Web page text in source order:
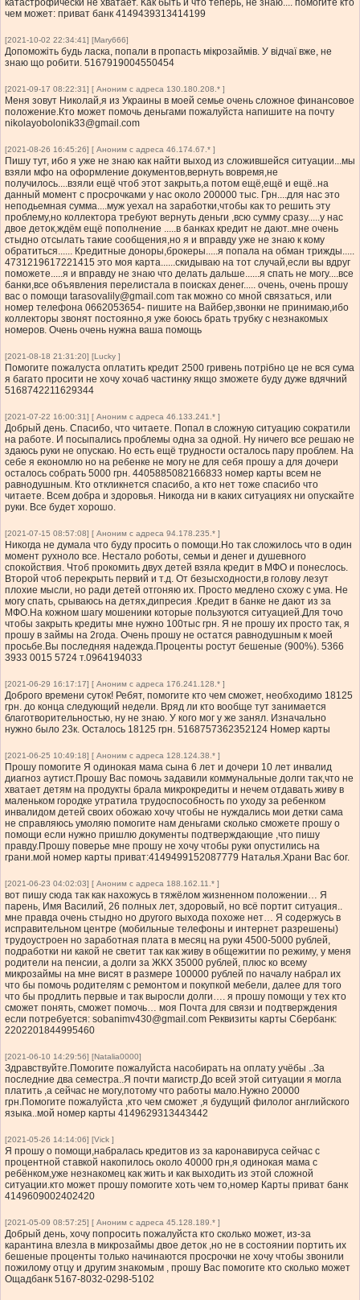
катастрофически не хватает. Как быть и что теперь, не знаю.... помогите кто
чем может: приват банк 4149439313414199
[2021-10-02 22:34:41] [Mary666]
Допоможіть будь ласка, попали в пропасть мікрозаймів. У відчаї вже, не
знаю що робити. 5167919004550454
[2021-09-17 08:22:31] [ Аноним с адреса 130.180.208.* ]
Меня зовут Николай,я из Украины в моей семье очень сложное финансовое
положение.Кто может помочь деньгами пожалуйста напишите на почту
nikolayobolonik33@gmail.com
[2021-08-26 16:45:26] [ Аноним с адреса 46.174.67.* ]
Пишу тут, ибо я уже не знаю как найти выход из сложившейся ситуации...мы
взяли мфо на оформление документов,вернуть вовремя,не
получилось....взяли ещё чтоб этот закрыть,а потом ещё,ещё и ещё..на
данный момент с просрочками у нас около 200000 тыс. Грн....для нас это
неподьемная сумма....муж уехал на заработки,чтобы как то решить эту
проблему,но коллектора требуют вернуть деньги ,всю сумму сразу.....у нас
двое деток,ждём ещё пополнение .....в банках кредит не дают..мне очень
стыдно отсылать такие сообщения,но я и вправду уже не знаю к кому
обратиться...... Кредитные доноры,брокеры.....я попала на обман трижды.....
4731219617221415 это моя карта......скидываю на тот случай,если вы вдруг
поможете.....я и вправду не знаю что делать дальше......я спать не могу....все
банки,все объявления перелистала в поисках денег..... очень, очень прошу
вас о помощи tarasovalily@gmail.com так можно со мной связаться, или
номер телефона 0662053654- пишите на Вайбер,звонки не принимаю,ибо
коллекторы звонят постоянно,я уже боюсь брать трубку с незнакомых
номеров. Очень очень нужна ваша помощь
[2021-08-18 21:31:20] [Lucky ]
Помогите пожалуста оплатить кредит 2500 гривень потрібно це не вся сума
я багато просити не хочу хочаб частинку якщо зможете буду дуже вдячний
5168742211629344
[2021-07-22 16:00:31] [ Аноним с адреса 46.133.241.* ]
Добрый день. Спасибо, что читаете. Попал в сложную ситуацию сократили
на работе. И посыпались проблемы одна за одной. Ну ничего все решаю не
здаюсь руки не опускаю. Но есть ещё трудности осталось пару проблем. На
себе я економлю но на ребенке не могу не для себя прошу а для дочери
осталось собрать 5000 грн. 4405885082166833 номер карты всем не
равнодушным. Кто откликнется спасибо, а кто нет тоже спасибо что
читаете. Всем добра и здоровья. Никогда ни в каких ситуациях ни опускайте
руки. Все будет хорошо.
[2021-07-15 08:57:08] [ Аноним с адреса 94.178.235.* ]
Никогда не думала что буду просить о помощи.Но так сложилось что в один
момент рухноло все. Нестало роботы, семьи и денег и душевного
спокойствия. Чтоб прокомить двух детей взяла кредит в МФО и понеслось.
Второй чтоб перекрыть первий и т.д. От безысходности,в голову лезут
плохие мысли, но ради детей отгоняю их. Просто медлено схожу с ума. Не
могу спать, срываюсь на детях,дипресия .Кредит в банке не дают из за
МФО.На кожном шагу мошеники которые пользуются ситуацией.Для точо
чтобы закрыть кредиты мне нужно 100тыс грн. Я не прошу их просто так, я
прошу в займы на 2года. Очень прошу не остатся равнодушным к моей
просьбе.Вы последняя надежда.Проценты ростут бешеные (900%). 5366
3933 0015 5724 т.0964194033
[2021-06-29 16:17:17] [ Аноним с адреса 176.241.128.* ]
Доброго времени суток! Ребят, помогите кто чем сможет, необходимо 18125
грн. до конца следующий недели. Вряд ли кто вообще тут занимается
благотворительностью, ну не знаю. У кого мог у же занял. Изначально
нужно было 23к. Осталось 18125 грн. 5168757362352124 Номер карты
[2021-06-25 10:49:18] [ Аноним с адреса 128.124.38.* ]
Прошу помогите Я одинокая мама сына 6 лет и дочери 10 лет инвалид
диагноз аутист.Прошу Вас помочь задавили коммунальные долги так,что не
хватает детям на продукты брала микрокредиты и нечем отдавать живу в
маленьком городке утратила трудоспособность по уходу за ребенком
инвалидом детей своих обожаю хочу чтобы не нуждались мои детки сама
не справляюсь умоляю помогите нам деньгами сколько сможете прошу о
помощи если нужно пришлю документы подтверждающие ,что пишу
правду.Прошу поверье мне прошу не хочу чтобы руки опустились на
грани.мой номер карты приват:4149499152087779 Наталья.Храни Вас бог.
[2021-06-23 04:02:03] [ Аноним с адреса 188.162.11.* ]
вот пишу сюда так как нахожусь в тяжёлом жизненном положении… Я
парень, Имя Василий, 26 полных лет, здоровый, но всё портит ситуация..
мне правда очень стыдно но другого выхода похоже нет… Я содержусь в
исправительном центре (мобильные телефоны и интернет разрешены)
трудоустроен но заработная плата в месяц на руки 4500-5000 рублей,
подработки ни какой не светит так как живу в общежитии по режиму, у меня
родители на пенсии, а долги за ЖКХ 35000 рублей, плюс ко всему
микрозаймы на мне висят в размере 100000 рублей по началу набрал их
что бы помочь родителям с ремонтом и покупкой мебели, далее для того
что бы продлить первые и так выросли долги…. я прошу помощи у тех кто
сможет понять, сможет помочь… моя Почта для связи и подтверждения
если потребуется: sobanimv430@gmail.com Реквизиты карты Сбербанк:
2202201844995460
[2021-06-10 14:29:56] [Natalia0000]
Здравствуйте.Помогите пожалуйста насобирать на оплату учёбы ..За
последние два семестра..Я почти магистр.До всей этой ситуации я могла
платить ,а сейчас не могу,потому что работы мало.Нужно 20000
грн.Помогите пожалуйста ,кто чем сможет ,я будущий филолог английского
языка..мой номер карты 4149629313443442
[2021-05-26 14:14:06] [Vick ]
Я прошу о помощи,набралась кредитов из за каронавируса сейчас с
процентной ставкой накопилось около 40000 грн,я одинокая мама с
ребёнком,уже незнакомец как жить и как выходить из этой сложной
ситуации.кто может прошу помогите хоть чем то,номер Карты приват банк
4149609002402420
[2021-05-09 08:57:25] [ Аноним с адреса 45.128.189.* ]
Добрый день, хочу попросить пожалуйста кто сколько может, из-за
карантина влезла в микрозаймы двое деток ,но не в состоянии портить их
бешеные проценты только начинаются просрочки не хочу чтобы звонили
пожилому отцу и другим знакомым , прошу Вас помогите кто сколько может
Ощадбанк 5167-8032-0298-5102